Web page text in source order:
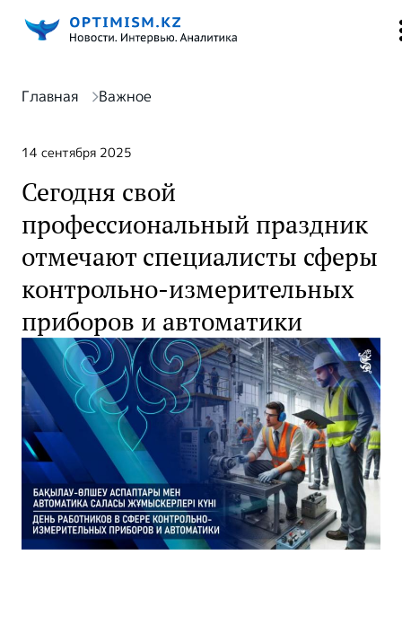
Главная Важное
14 сентября 2025
Сегодня свой
профессиональный праздник
отмечают специалисты сферы
контрольно-измерительных
приборов и автоматики